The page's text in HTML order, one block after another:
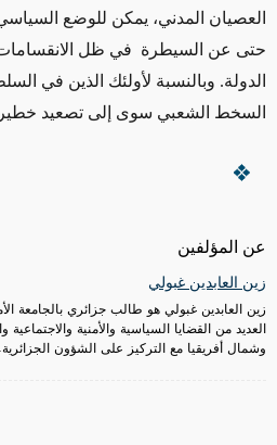
عن المؤلفين
زين العابدين غبولي
زين العابدين غبولي هو طالب جزائري بالجامعة
العديد من القضايا السياسية والأمنية
وشمال أفريقيا مع التركيز على الشؤون الجزائرية.
العصيان المدني، يمكن للوضع
حتى عن السيطرة في ظل
الدولة. وبالنسبة لأولئك الذين في
السخط الشعبي سوى إلى تصعيد خطير